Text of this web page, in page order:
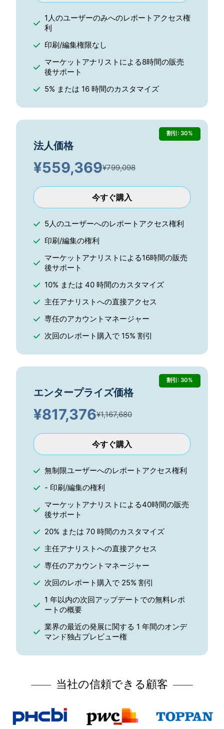
1人のユーザーのみへのレポートアクセス権
利
印刷/編集権限なし
マーケットアナリストによる8時間の販売
後サポート
5% または 16 時間のカスタマイズ
割引: 30%
法人価格
¥559,369¥799,098
今すぐ購入
5人のユーザーへのレポートアクセス権利
印刷/編集の権利
マーケットアナリストによる16時間の販売
後サポート
10% または 40 時間のカスタマイズ
主任アナリストへの直接アクセス
専任のアカウントマネージャー
次回のレポート購入で 15% 割引
割引: 30%
エンタープライズ価格
¥817,376¥1,167,680
今すぐ購入
無制限ユーザーへのレポートアクセス権利
- 印刷/編集の権利
マーケットアナリストによる40時間の販売
後サポート
20% または 70 時間のカスタマイズ
主任アナリストへの直接アクセス
専任のアカウントマネージャー
次回のレポート購入で 25% 割引
1 年以内の次回アップデートでの無料レポ
ートの概要
業界の最近の発展に関する 1 年間のオンデ
マンド独占プレビュー権
当社の信頼できる顧客